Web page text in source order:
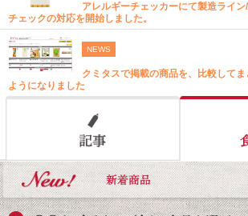
アレルギーチェッカーにて製造ライ
チェックの対応を開始しました。
NEWS
クミタスで掲載の商品を、比較して
ようになりました